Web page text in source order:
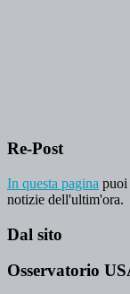
Re-Post
In questa pagina puoi
notizie dell'ultim'ora.
Dal sito
Osservatorio